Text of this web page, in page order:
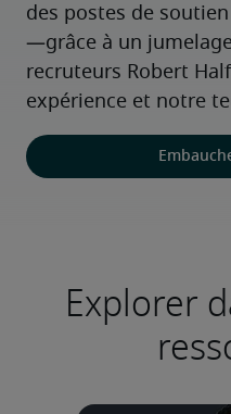
des postes de
—grâce à un
recruteurs Robert
expérience et notre
Explorer